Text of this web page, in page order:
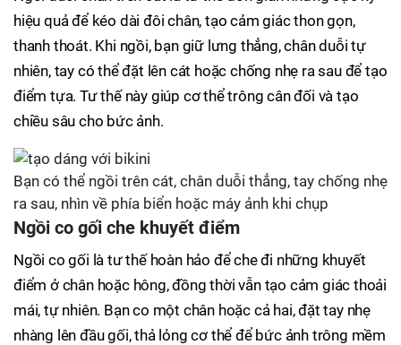
hiệu quả để kéo dài đôi chân, tạo cảm giác thon gọn,
thanh thoát. Khi ngồi, bạn giữ lưng thẳng, chân duỗi tự
nhiên, tay có thể đặt lên cát hoặc chống nhẹ ra sau để tạo
điểm tựa. Tư thế này giúp cơ thể trông cân đối và tạo
chiều sâu cho bức ảnh.
Bạn có thể ngồi trên cát, chân duỗi thẳng, tay chống nhẹ
ra sau, nhìn về phía biển hoặc máy ảnh khi chụp
Ngồi co gối che khuyết điểm
Ngồi co gối là tư thế hoàn hảo để che đi những khuyết
điểm ở chân hoặc hông, đồng thời vẫn tạo cảm giác thoải
mái, tự nhiên. Bạn co một chân hoặc cả hai, đặt tay nhẹ
nhàng lên đầu gối, thả lỏng cơ thể để bức ảnh trông mềm